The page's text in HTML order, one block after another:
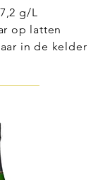
7,2 g/L
op latten
in de kelder